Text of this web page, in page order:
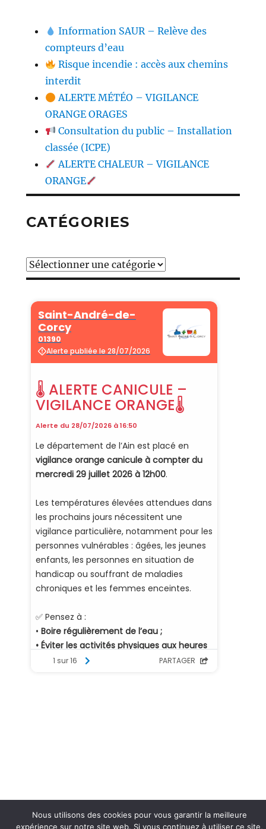
Information SAUR – Relève des
compteurs d’eau
Risque incendie : accès aux chemins
interdit
ALERTE MÉTÉO – VIGILANCE
ORANGE ORAGES
Consultation du public – Installation
classée (ICPE)
ALERTE CHALEUR – VIGILANCE
ORANGE
CATÉGORIES
Catégories
Nous utilisons des cookies pour vous garantir la meilleure
expérience sur notre site web. Si vous continuez à utiliser ce site,